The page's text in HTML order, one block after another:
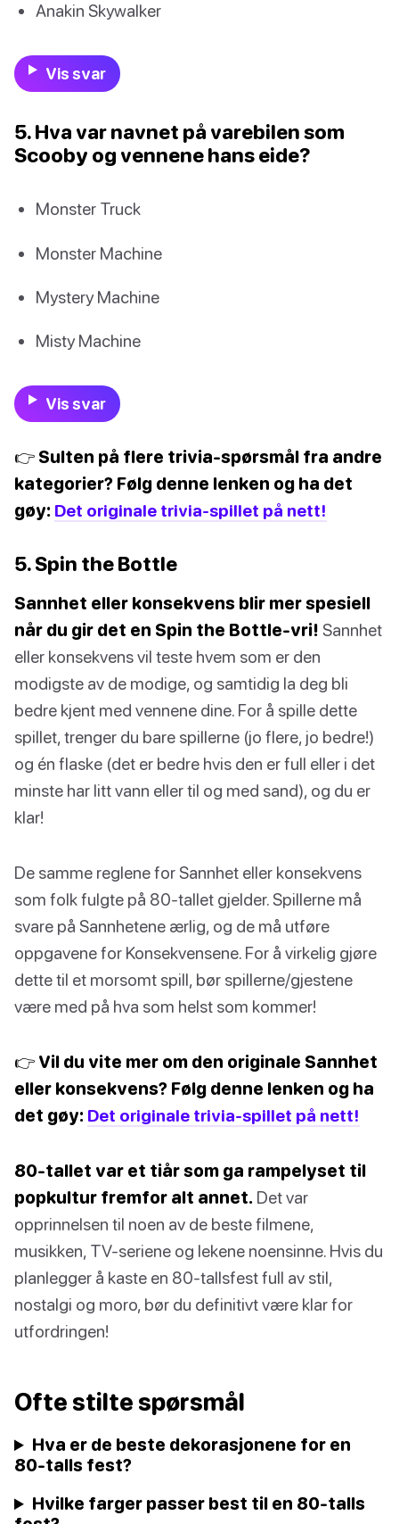
Anakin Skywalker
Vis svar
5. Hva var navnet på varebilen som
Scooby og vennene hans eide?
Monster Truck
Monster Machine
Mystery Machine
Misty Machine
Vis svar
👉 Sulten på flere trivia-spørsmål fra andre
kategorier? Følg denne lenken og ha det
gøy: Det originale trivia-spillet på nett!
5. Spin the Bottle
Sannhet eller konsekvens blir mer spesiell
når du gir det en Spin the Bottle-vri! Sannhet
eller konsekvens vil teste hvem som er den
modigste av de modige, og samtidig la deg bli
bedre kjent med vennene dine. For å spille dette
spillet, trenger du bare spillerne (jo flere, jo bedre!)
og én flaske (det er bedre hvis den er full eller i det
minste har litt vann eller til og med sand), og du er
klar!
De samme reglene for Sannhet eller konsekvens
som folk fulgte på 80-tallet gjelder. Spillerne må
svare på Sannhetene ærlig, og de må utføre
oppgavene for Konsekvensene. For å virkelig gjøre
dette til et morsomt spill, bør spillerne/gjestene
være med på hva som helst som kommer!
👉 Vil du vite mer om den originale Sannhet
eller konsekvens? Følg denne lenken og ha
det gøy: Det originale trivia-spillet på nett!
80-tallet var et tiår som ga rampelyset til
popkultur fremfor alt annet. Det var
opprinnelsen til noen av de beste filmene,
musikken, TV-seriene og lekene noensinne. Hvis du
planlegger å kaste en 80-tallsfest full av stil,
nostalgi og moro, bør du definitivt være klar for
utfordringen!
Ofte stilte spørsmål
Hva er de beste dekorasjonene for en
80-talls fest?
Hvilke farger passer best til en 80-talls